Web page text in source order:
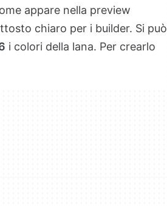
appare nella preview
chiaro per i builder. Si può
i colori della lana. Per crearlo